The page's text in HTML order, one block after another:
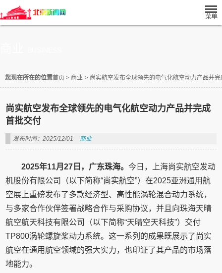
您现在所在的位置首页 > 商业 > 尚实航空发布全球领先的电气化航空动力产品并
尚实航空发布全球领先的电气化航空动力产品并完成
首批交付
发布时间：2025/12/01 商业
2025年11月27日，广东珠海。今日，上海尚实航空发动
机股份有限公司（以下简称“尚实航空”）在2025亚洲通用航
空展上重磅发布了多款经济型、高性能涡轮混合动力系统，
与多家合作伙伴签署战略合作与采购协议，并且向珠海天晴
航空航天科技有限公司（以下简称“天晴空天科技”）交付
TP800涡轮螺旋桨动力系统。这一系列的成果既展示了尚实
航空在通用航空领域的强大实力，也印证了其产品的市场落
地能力。